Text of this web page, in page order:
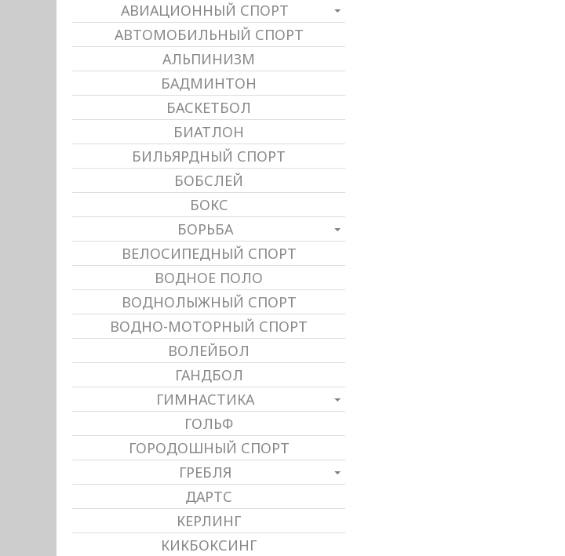
АВИАЦИОННЫЙ СПОРТ
АВТОМОБИЛЬНЫЙ СПОРТ
АЛЬПИНИЗМ
БАДМИНТОН
БАСКЕТБОЛ
БИАТЛОН
БИЛЬЯРДНЫЙ СПОРТ
БОБСЛЕЙ
БОКС
БОРЬБА
ВЕЛОСИПЕДНЫЙ СПОРТ
ВОДНОЕ ПОЛО
ВОДНОЛЫЖНЫЙ СПОРТ
ВОДНО-МОТОРНЫЙ СПОРТ
ВОЛЕЙБОЛ
ГАНДБОЛ
ГИМНАСТИКА
ГОЛЬФ
ГОРОДОШНЫЙ СПОРТ
ГРЕБЛЯ
ДАРТС
КЕРЛИНГ
КИКБОКСИНГ